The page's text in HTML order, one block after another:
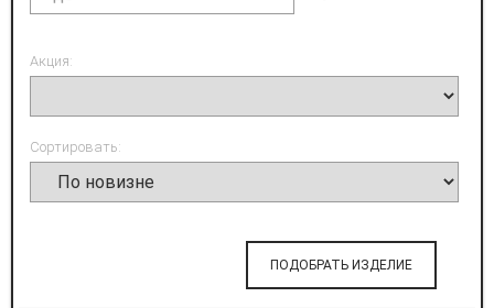
Акция:
Сортировать:
ПОДОБРАТЬ ИЗДЕЛИЕ